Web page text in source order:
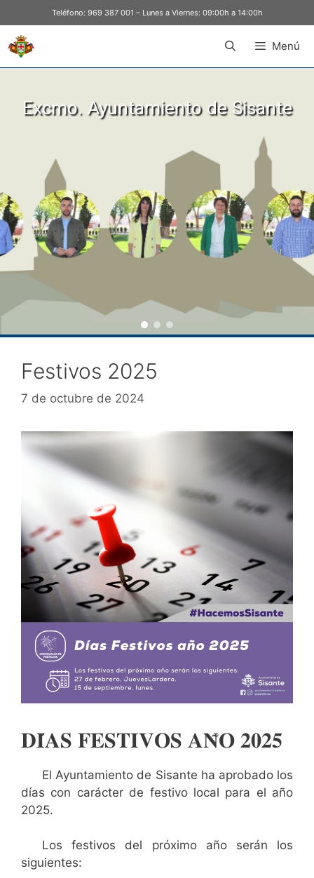
Teléfono: 969 387 001 – Lunes a Viernes: 09:00h a 14:00h
Menú
Excmo. Ayuntamiento de Sisante
Festivos 2025
7 de octubre de 2024
𝐃𝐈́𝐀𝐒 𝐅𝐄𝐒𝐓𝐈𝐕𝐎𝐒 𝐀𝐍̃𝐎 𝟐𝟎𝟐𝟓
El Ayuntamiento de Sisante ha aprobado los
días con carácter de festivo local para el año
2025.
Los festivos del próximo año serán los
siguientes: